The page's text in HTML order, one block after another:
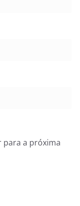
para a próxima